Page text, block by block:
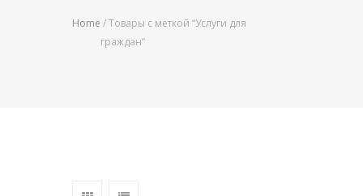
Home / Товары с меткой “Услуги для
граждан”